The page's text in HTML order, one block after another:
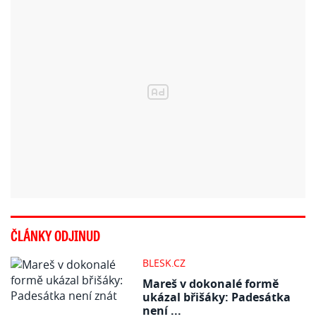
ČLÁNKY ODJINUD
BLESK.CZ
Mareš v dokonalé formě
ukázal břišáky: Padesátka
není ...